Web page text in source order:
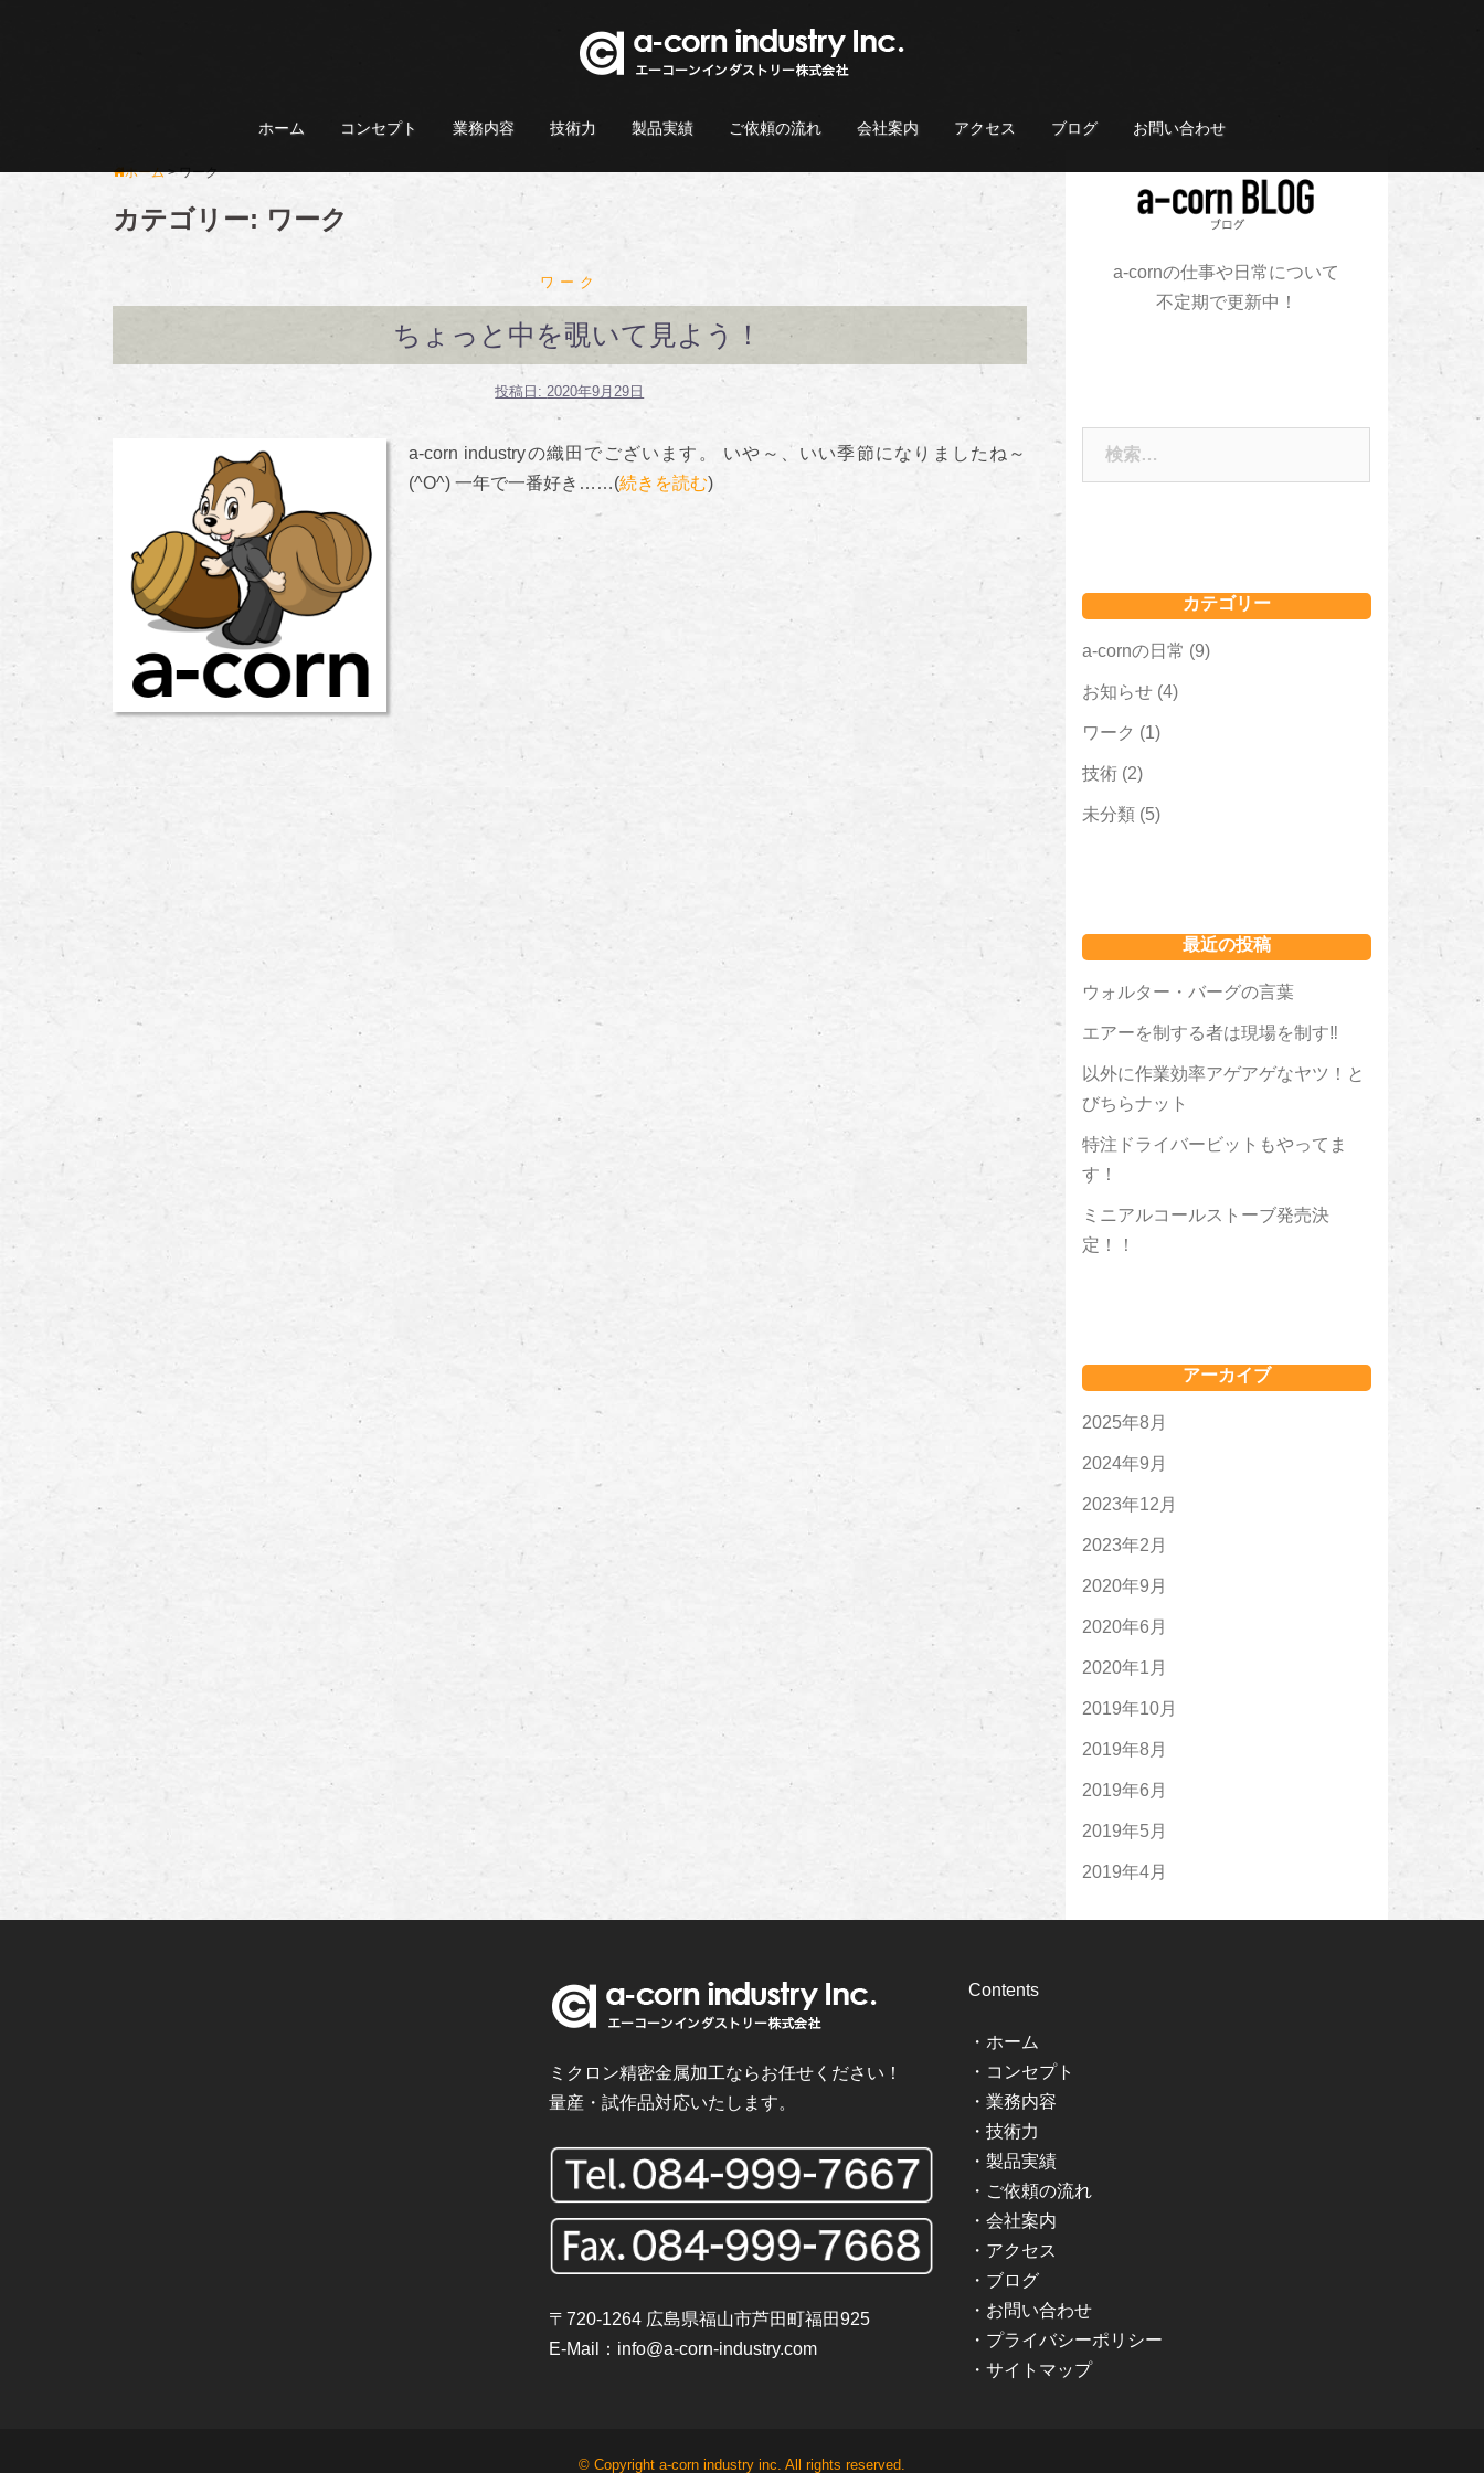
プ
ホーム コンセプト 業務内容 技術力 製品実績 ご依頼の流れ 会社案内 アクセス ブログ お問い合わせ
ホーム>ワーク
カテゴリー: ワーク
ワーク
ちょっと中を覗いて見よう！
投稿日:2020年9月29日
a-corn industryの織田でございます。 いや～、いい季節になりましたね～
(^O^) 一年で一番好き……(続きを読む)
a-cornの仕事や日常について
不定期で更新中！
カテゴリー
a-cornの日常 (9)
お知らせ(4)
ワーク (1)
技術(2)
未分類(5)
最近の投稿
ウォルター・バーグの言葉
エアーを制する者は現場を制す‼
以外に作業効率アゲアゲなヤツ！と
びちらナット
特注ドライバービットもやってま
す！
ミニアルコールストーブ発売決
定！！
アーカイブ
2025年8月
2024年9月
2023年12月
2023年2月
2020年9月
2020年6月
2020年1月
2019年10月
2019年8月
2019年6月
2019年5月
2019年4月
ミクロン精密金属加工ならお任せください！
量産・試作品対応いたします。
〒720-1264 広島県福山市芦田町福田925
E-Mail： info@a-corn-industry.com
Contents
・ ホーム
・ コンセプト
・ 業務内容
・ 技術力
・ 製品実績
・ ご依頼の流れ
・ 会社案内
・ アクセス
・ ブログ
・ お問い合わせ
・ プライバシーポリシー
・ サイトマップ
© Copyright a-corn industry inc. All rights reserved.